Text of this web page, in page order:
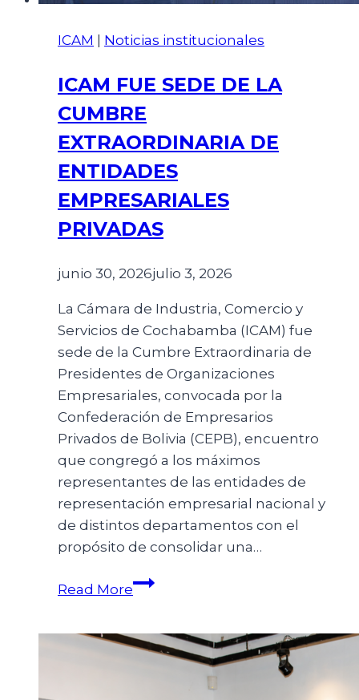
ICAM Noticias institucionales
ICAM FUE SEDE DE LA
CUMBRE
EXTRAORDINARIA DE
ENTIDADES
EMPRESARIALES
PRIVADAS
junio 30, 2026julio 3, 2026
La Cámara de Industria, Comercio y
Servicios de Cochabamba (ICAM) fue
sede de la Cumbre Extraordinaria de
Presidentes de Organizaciones
Empresariales, convocada por la
Confederación de Empresarios
Privados de Bolivia (CEPB), encuentro
que congregó a los máximos
representantes de las entidades de
representación empresarial nacional y
de distintos departamentos con el
propósito de consolidar una…
Read More